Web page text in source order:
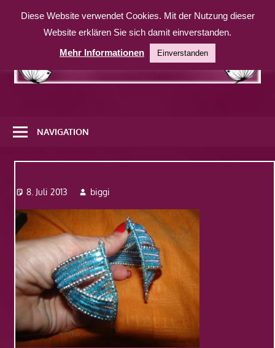
Inhalt
weitere
Website
NAVIGATION
8. Juli 2013 biggi
Diese Website verwendet Cookies. Mit der Nutzung dieser
Website erklären Sie sich damit einverstanden.
Mehr Informationen
Einverstanden